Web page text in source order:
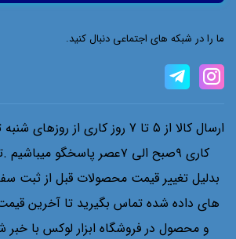
ما را در شبکه های اجتماعی دنبال کنید.
ارسال کالا از 5 تا 7 روز کاری از
کاری ۹صبح الی ۷عصر پاسخگو
بدلیل تغییر قیمت محصولات قبل از ثبت
های داده شده تماس بگیرید تا آخرین
و محصول در فروشگاه ابزار لوکس با خبر